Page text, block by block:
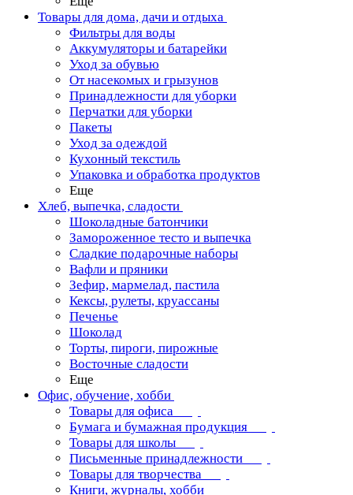
Товары для дома, дачи и отдыха
Фильтры для воды
Аккумуляторы и батарейки
Уход за обувью
От насекомых и грызунов
Принадлежности для уборки
Перчатки для уборки
Пакеты
Уход за одеждой
Кухонный текстиль
Упаковка и обработка продуктов
Еще
Хлеб, выпечка, сладости
Шоколадные батончики
Замороженное тесто и выпечка
Сладкие подарочные наборы
Вафли и пряники
Зефир, мармелад, пастила
Кексы, рулеты, круассаны
Печенье
Шоколад
Торты, пироги, пирожные
Восточные сладости
Еще
Офис, обучение, хобби
Товары для офиса
Бумага и бумажная продукция
Товары для школы
Письменные принадлежности
Товары для творчества
Книги, журналы, хобби